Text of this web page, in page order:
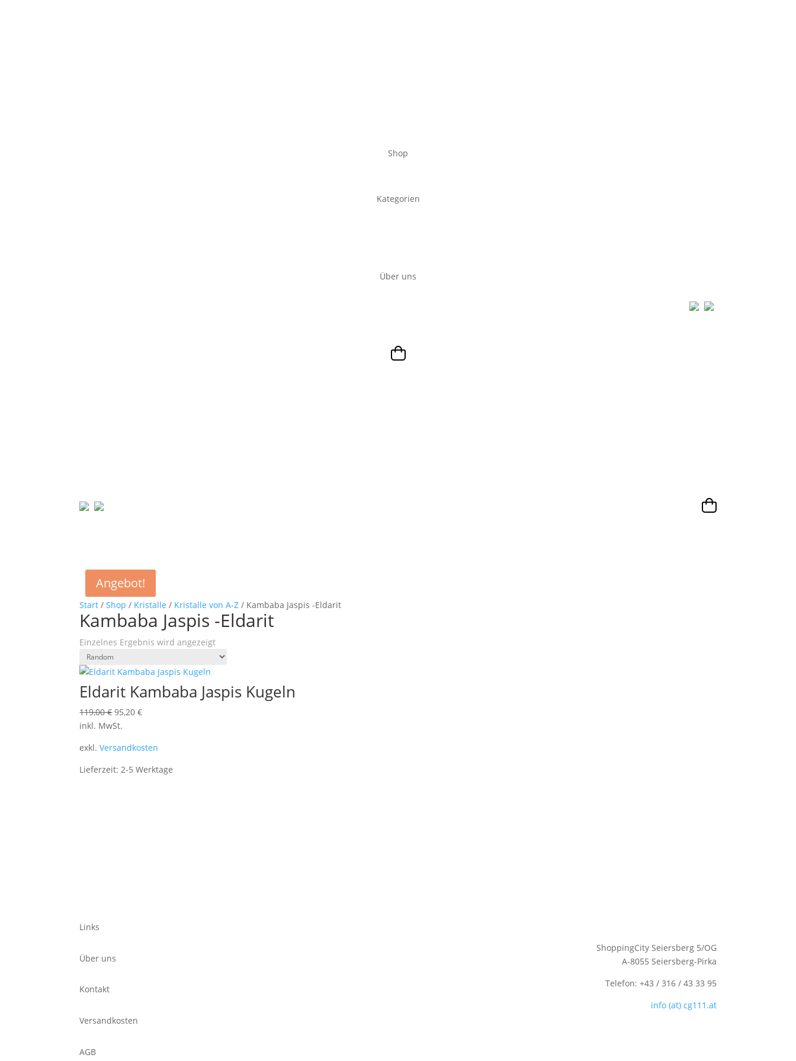
Shop
Kategorien
Über uns
Start /Shop / Kristalle / Kristalle von A-Z / Kambaba Jaspis -Eldarit
Kambaba Jaspis -Eldarit
Einzelnes Ergebnis wird angezeigt
Angebot!
Eldarit Kambaba Jaspis Kugeln
119,00€Ursprünglicher
Preis
119,00 €
95,20€Aktueller
95,20 €.
inkl. MwSt.
exkl.Versandkosten
Lieferzeit:2-5 Werktage
Links
Über uns
Kontakt
Versandkosten
AGB
ShoppingCity Seiersberg 5/OG
A-8055 Seiersberg-Pirka
Telefon: +43 / 316 / 43 33 95
info (at) cg111.at